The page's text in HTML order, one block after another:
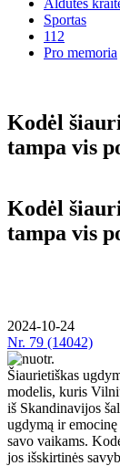
Aldutės
Sportas
112
Pro memoria
Kodėl
tampa vis
Kodėl
tampa vis
2024-10-24
Nr. 79 (14042)
Šiaurietiškas
modelis, kuris
iš Skandinavijos
ugdymą ir
savo vaikams.
jos išskirtinės